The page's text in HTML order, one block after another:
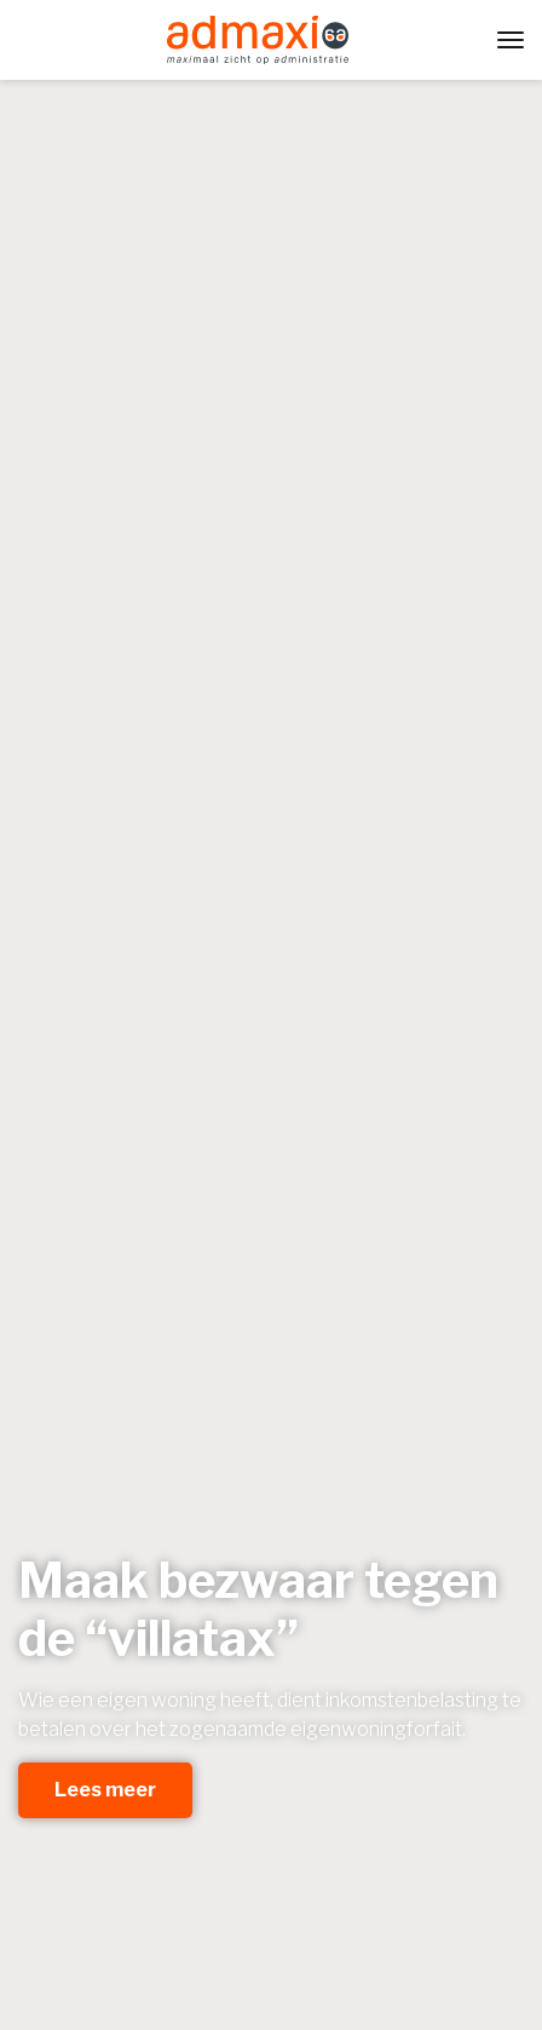
Maak bezwaar tegen
de “villatax”
Wie een eigen woning heeft, dient inkomstenbelasting te
betalen over het zogenaamde eigenwoningforfait.
Lees meer